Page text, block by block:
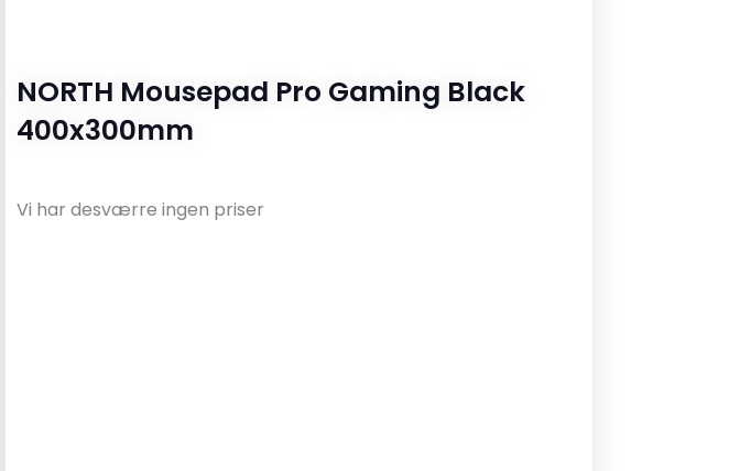
NORTH Mousepad Pro Gaming Black
400x300mm
Vi har desværre ingen priser